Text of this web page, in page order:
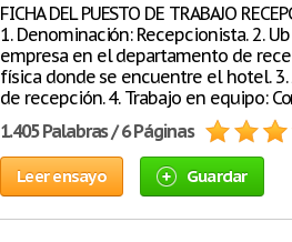
FICHA DEL PUESTO DE TRABAJO
1. Denominación: Recepcionista. 2.
empresa en el departamento de
física donde se encuentre el hotel.
de recepción. 4. Trabajo en equipo:
1.405 Palabras / 6 Páginas
Leer ensayo Guardar